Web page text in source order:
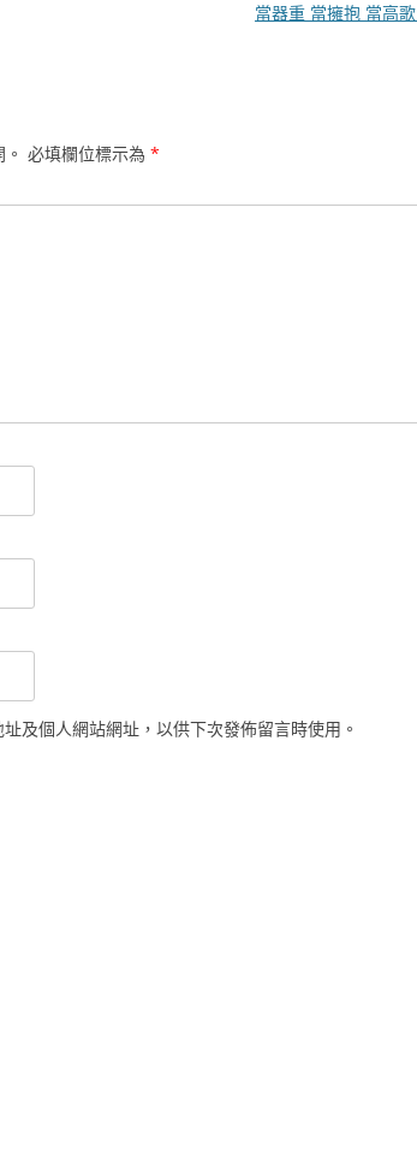
當器重 當擁抱 當高歌
必填欄位標示為 *
及個人網站網址，以供下次發佈留言時使用。